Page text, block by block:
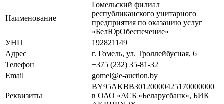
Наименование
Гомельский филиал
республиканского унитарного
предприятия по оказанию услуг
«БелЮрОбеспечение»
УНП
192821149
Адрес
г. Гомель, ул. Троллейбусная, 6
Телефон
+375 (232) 35-81-32
Email
gomel@e-auction.by
Реквизиты
BY95AKBB30120000425170000000
в ОАО «АСБ «Беларусбанк», БИК